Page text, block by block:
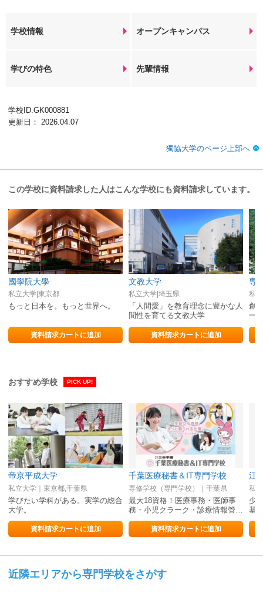
学校情報 オープンキャンパス
学びの特色 先輩情報
学校ID.GK000881
更新日： 2026.04.07
獨協大学のページ上部へ
この学校に資料請求した人はこんな学校にも資料請求しています。
國學院大學
私立大学|東京都
もっと日本を。もっと世界へ。
資料請求カートに追加
文教大学
私立大学|埼玉県
「人間愛」を教育理念に豊かな人
間性を育てる文教大学
資料請求カートに追加
専
私
創
一
おすすめ学校 PICK UP!
帝京平成大学
私立大学｜東京都,千葉県
学びたい学科がある。実学の総合
大学。
資料請求カートに追加
千葉医療秘書＆IT専門学校
専修学校（専門学校）｜千葉県
最大18資格！医療事務・医師事
務・小児クラーク・診療情報管…
資料請求カートに追加
江
私
少
基
近隣エリアから専門学校をさがす